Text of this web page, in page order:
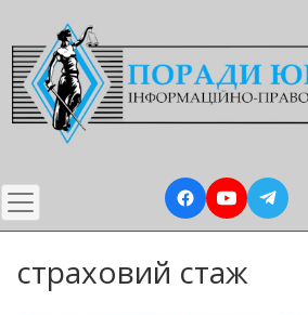
до
основного
вмісту
страховий стаж